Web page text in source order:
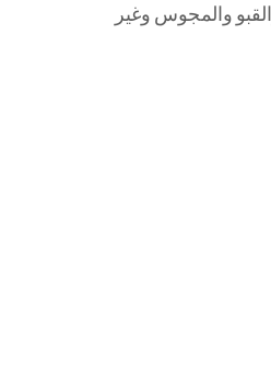
والمجوس وغير